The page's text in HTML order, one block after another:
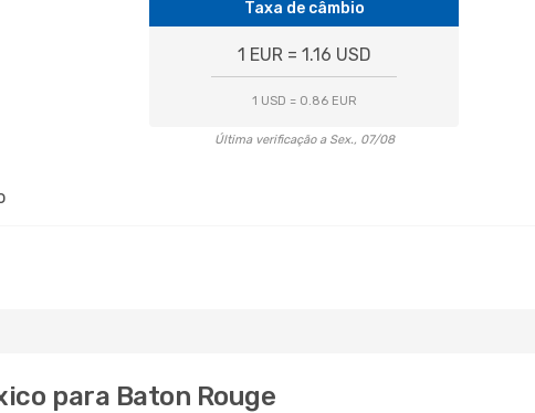
Taxa de câmbio
1 EUR = 1.16 USD
1 USD = 0.86 EUR
Última verificação a Sex., 07/08
para Baton Rouge